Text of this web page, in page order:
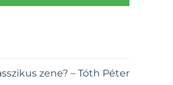
zene? – Tóth Péter